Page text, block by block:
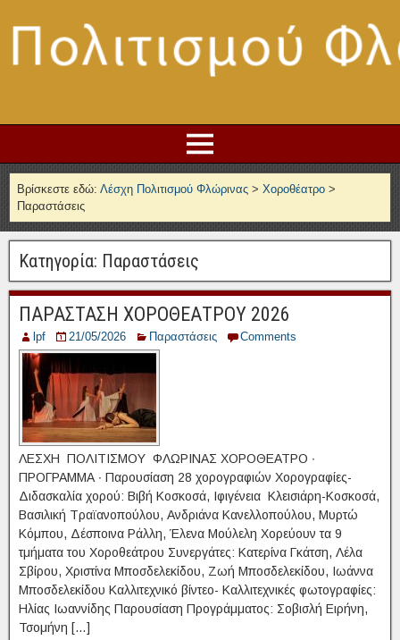
Βρίσκεστε εδώ: Λέσχη Πολιτισμού Φλώρινας > Χοροθέατρο >
Παραστάσεις
Κατηγορία: Παραστάσεις
ΠΑΡΑΣΤΑΣΗ ΧΟΡΟΘΕΑΤΡΟΥ 2026
lpf 21/05/2026 Παραστάσεις Comments
ΛΕΣΧΗ ΠΟΛΙΤΙΣΜΟΥ ΦΛΩΡΙΝΑΣ ΧΟΡΟΘΕΑΤΡΟ ∙
ΠΡΟΓΡΑΜΜΑ ∙ Παρουσίαση 28 χορογραφιών Χορογραφίες-
Διδασκαλία χορού: Βιβή Κοσκοσά, Ιφιγένεια Κλεισιάρη-Κοσκοσά,
Βασιλική Τραϊανοπούλου, Ανδριάνα Κανελλοπούλου, Μυρτώ
Κόμπου, Δέσποινα Ράλλη, Έλενα Μούλελη Χορεύουν τα 9
τμήματα του Χοροθεάτρου Συνεργάτες: Κατερίνα Γκάτση, Λέλα
Σβίρου, Χριστίνα Μποσδελεκίδου, Ζωή Μποσδελεκίδου, Ιωάννα
Μποσδελεκίδου Καλλιτεχνικό βίντεο- Καλλιτεχνικές φωτογραφίες:
Ηλίας Ιωαννίδης Παρουσίαση Προγράμματος: Σοβισλή Ειρήνη,
Τσομήνη […]